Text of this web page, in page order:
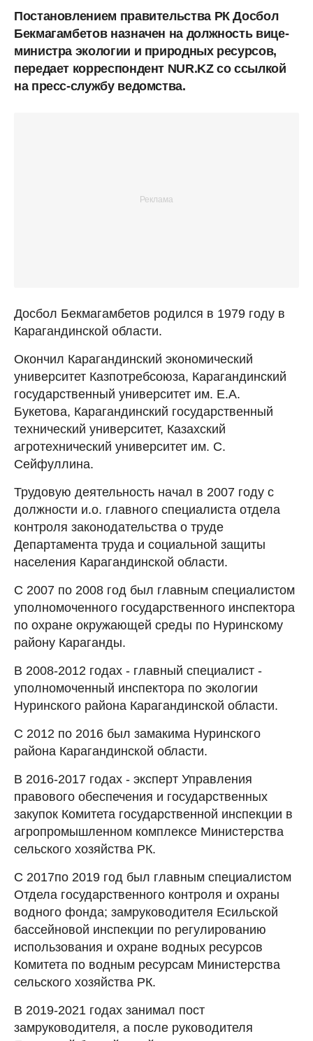
Постановлением правительства РК Досбол
Бекмагамбетов назначен на должность вице-
министра экологии и природных ресурсов,
передает корреспондент NUR.KZ со ссылкой
на пресс-службу ведомства.
Досбол Бекмагамбетов родился в 1979 году в
Карагандинской области.
Окончил Карагандинский экономический
университет Казпотребсоюза, Карагандинский
государственный университет им. Е.А.
Букетова, Карагандинский государственный
технический университет, Казахский
агротехнический университет им. С.
Сейфуллина.
Трудовую деятельность начал в 2007 году с
должности и.о. главного специалиста отдела
контроля законодательства о труде
Департамента труда и социальной защиты
населения Карагандинской области.
С 2007 по 2008 год был главным специалистом
уполномоченного государственного инспектора
по охране окружающей среды по Нуринскому
району Караганды.
В 2008-2012 годах - главный специалист -
уполномоченный инспектора по экологии
Нуринского района Карагандинской области.
С 2012 по 2016 был замакима Нуринского
района Карагандинской области.
В 2016-2017 годах - эксперт Управления
правового обеспечения и государственных
закупок Комитета государственной инспекции в
агропромышленном комплексе Министерства
сельского хозяйства РК.
С 2017по 2019 год был главным специалистом
Отдела государственного контроля и охраны
водного фонда; замруководителя Есильской
бассейновой инспекции по регулированию
использования и охране водных ресурсов
Комитета по водным ресурсам Министерства
сельского хозяйства РК.
В 2019-2021 годах занимал пост
замруководителя, а после руководителя